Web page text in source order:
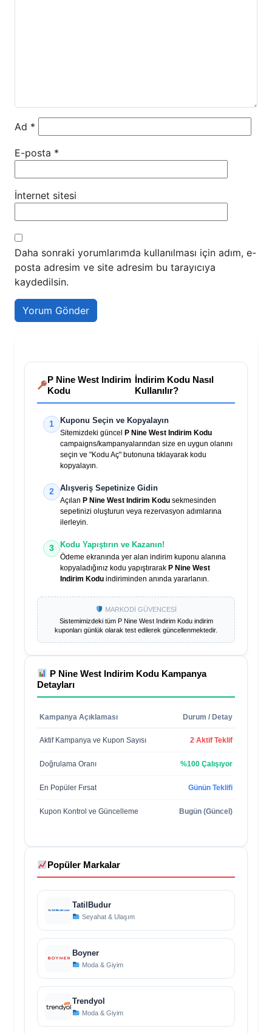
Ad *
E-posta *
İnternet sitesi
Daha sonraki yorumlarımda kullanılması için adım, e-
posta adresim ve site adresim bu tarayıcıya
kaydedilsin.
P Nine West Indirim
Kodu
İndirim Kodu Nasıl
Kullanılır?
1 Kuponu Seçin ve Kopyalayın
Sitemizdeki güncel P Nine West Indirim Kodu
campaigns/kampanyalarından size en uygun olanını
seçin ve "Kodu Aç" butonuna tıklayarak kodu
kopyalayın.
2 Alışveriş Sepetinize Gidin
Açılan P Nine West Indirim Kodu sekmesinden
sepetinizi oluşturun veya rezervasyon adımlarına
ilerleyin.
3 Kodu Yapıştırın ve Kazanın!
Ödeme ekranında yer alan indirim kuponu alanına
kopyaladığınız kodu yapıştırarak P Nine West
Indirim Kodu indiriminden anında yararlanın.
MARKODİ GÜVENCESİ
Sistemimizdeki tüm P Nine West Indirim Koduindirim
kuponları günlük olarak test edilerek güncellenmektedir.
P Nine West Indirim Kodu Kampanya
Detayları
Kampanya Açıklaması Durum / Detay
Aktif Kampanya ve Kupon Sayısı 2 Aktif Teklif
Doğrulama Oranı %100 Çalışıyor
En Popüler Fırsat Günün Teklifi
Kupon Kontrol ve Güncelleme Bugün (Güncel)
Popüler Markalar
TatilBudur
Seyahat & Ulaşım
Boyner
Moda & Giyim
Trendyol
Moda & Giyim